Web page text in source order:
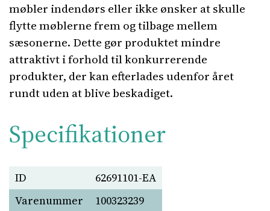
møbler indendørs eller ikke ønsker at skulle
flytte møblerne frem og tilbage mellem
sæsonerne. Dette gør produktet mindre
attraktivt i forhold til konkurrerende
produkter, der kan efterlades udenfor året
rundt uden at blive beskadiget.
Specifikationer
ID
62691101-EA
Varenummer
100323239